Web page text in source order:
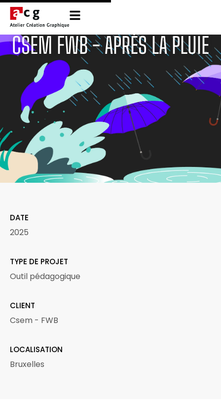
CSEM FWB - APRÈS LA PLUIE
DATE
2025
TYPE DE PROJET
Outil pédagogique
CLIENT
Csem - FWB
LOCALISATION
Bruxelles